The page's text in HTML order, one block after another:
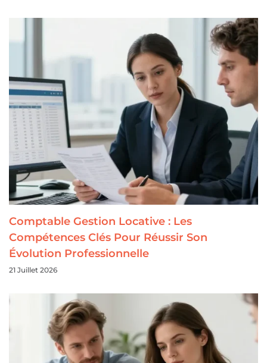
Comptable Gestion Locative : Les
Compétences Clés Pour Réussir Son
Évolution Professionnelle
21 Juillet 2026